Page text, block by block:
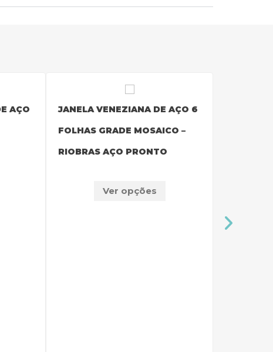
AÇO
JANELA VENEZIANA DE AÇO 6
FOLHAS GRADE MOSAICO –
RIOBRAS AÇO PRONTO
Ver opções